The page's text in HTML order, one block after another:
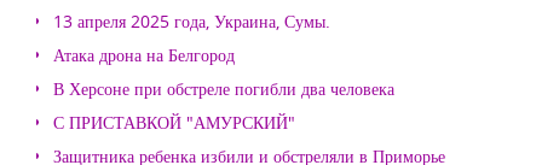
13 апреля 2025 года, Украина, Сумы.
Атака дрона на Белгород
В Херсоне при обстреле погибли два человека
С ПРИСТАВКОЙ "АМУРСКИЙ"
Защитника ребенка избили и обстреляли в Приморье